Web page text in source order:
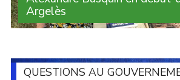
Argelès
Une centaine de personnes ont
cadre de son festival à Argelès. À la
QUESTIONS AU